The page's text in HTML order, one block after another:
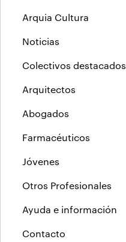
Arquia Cultura
Noticias
Colectivos destacados
Arquitectos
Abogados
Farmacéuticos
Jóvenes
Otros Profesionales
Ayuda e información
Contacto